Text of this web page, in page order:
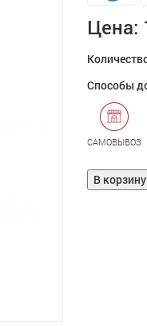
Цена:
Способы
САМОВЫВОЗ
В корзину